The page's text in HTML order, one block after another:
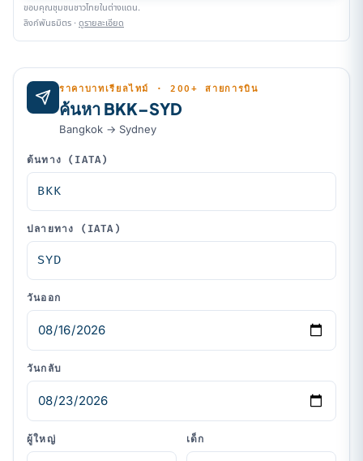
ขอบคุณชุมชนชาวไทยในต่างแดน.
ลิงก์พันธมิตร · ดูรายละเอียด
ราคาบาทเรียลไทม์ · 200+ สายการบิน
ค้นหา BKK–SYD
Bangkok → Sydney
ต้นทาง (IATA)
ปลายทาง (IATA)
วันออก
วันกลับ
ผู้ใหญ่ เด็ก